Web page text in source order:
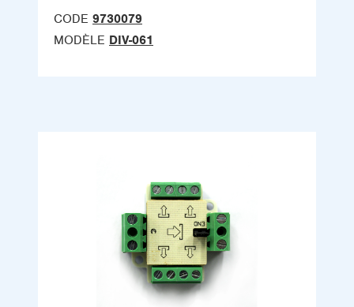
CODE 9730079
MODÈLE DIV-061